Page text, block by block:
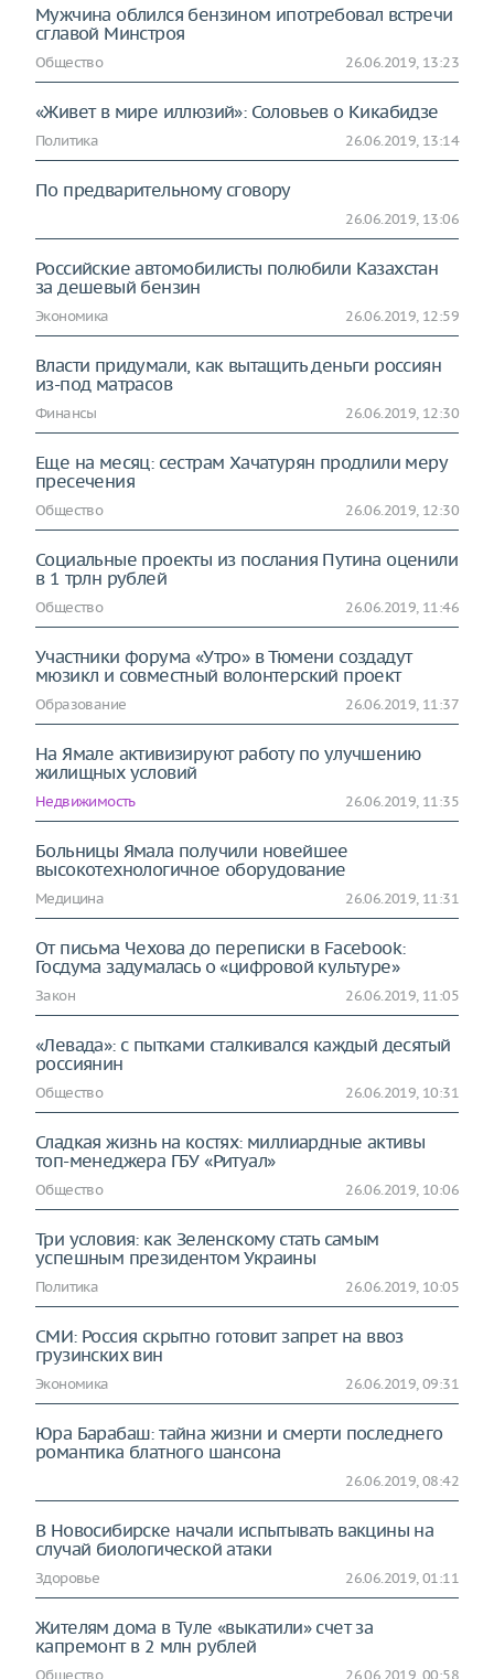
Мужчина облился бензином ипотребовал встречи
сглавой Минстроя
Общество 26.06.2019, 13:23
«Живет в мире иллюзий»: Соловьев о Кикабидзе
Политика 26.06.2019, 13:14
По предварительному сговору
26.06.2019, 13:06
Российские автомобилисты полюбили Казахстан
за дешевый бензин
Экономика 26.06.2019, 12:59
Власти придумали, как вытащить деньги россиян
из-под матрасов
Финансы 26.06.2019, 12:30
Еще на месяц: сестрам Хачатурян продлили меру
пресечения
Общество 26.06.2019, 12:30
Социальные проекты из послания Путина оценили
в 1 трлн рублей
Общество 26.06.2019, 11:46
Участники форума «Утро» в Тюмени создадут
мюзикл и совместный волонтерский проект
Образование 26.06.2019, 11:37
На Ямале активизируют работу по улучшению
жилищных условий
Недвижимость 26.06.2019, 11:35
Больницы Ямала получили новейшее
высокотехнологичное оборудование
Медицина 26.06.2019, 11:31
От письма Чехова до переписки в Facebook:
Госдума задумалась о «цифровой культуре»
Закон 26.06.2019, 11:05
«Левада»: с пытками сталкивался каждый десятый
россиянин
Общество 26.06.2019, 10:31
Сладкая жизнь на костях: миллиардные активы
топ-менеджера ГБУ «Ритуал»
Общество 26.06.2019, 10:06
Три условия: как Зеленскому стать самым
успешным президентом Украины
Политика 26.06.2019, 10:05
СМИ: Россия скрытно готовит запрет на ввоз
грузинских вин
Экономика 26.06.2019, 09:31
Юра Барабаш: тайна жизни и смерти последнего
романтика блатного шансона
26.06.2019, 08:42
В Новосибирске начали испытывать вакцины на
случай биологической атаки
Здоровье 26.06.2019, 01:11
Жителям дома в Туле «выкатили» счет за
капремонт в 2 млн рублей
Общество 26.06.2019, 00:58